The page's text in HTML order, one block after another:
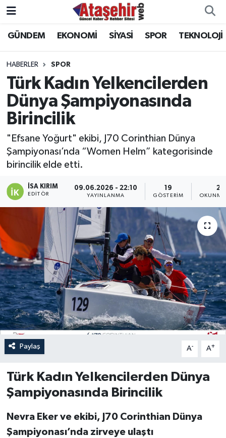
GÜNDEM EKONOMİ SİYASİ SPOR TEKNOLOJİ
HABERLER SPOR
Türk Kadın Yelkencilerden
Dünya Şampiyonasında
Birincilik
"Efsane Yoğurt" ekibi, J70 Corinthian Dünya
Şampiyonası’nda “Women Helm” kategorisinde
birincilik elde etti.
İSA KIRIM
EDITÖR
09.06.2026 - 22:10
YAYINLANMA
19
GÖSTERIM
2
Paylaş A- A+
Türk Kadın Yelkencilerden Dünya
Şampiyonasında Birincilik
Nevra Eker ve ekibi, J70 Corinthian Dünya
Şampiyonası’nda zirveye ulaştı
Hava Durumu
Trafik Durumu
Süper Lig Puan Durumu ve Fikstür
Tüm Manşetler
Son Dakika Haberleri
Haber Arşivi